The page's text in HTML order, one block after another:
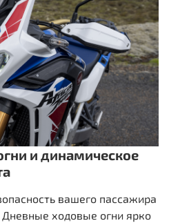
и динамическое
вашего пассажира
ходовые огни ярко